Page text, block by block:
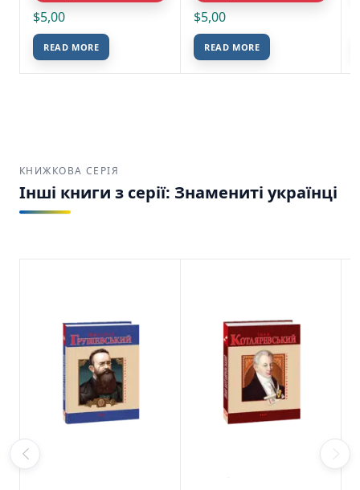
$5,00
READ MORE
$5,00
READ MORE
КНИЖКОВА СЕРІЯ
Інші книги з серії: Знамениті українцi